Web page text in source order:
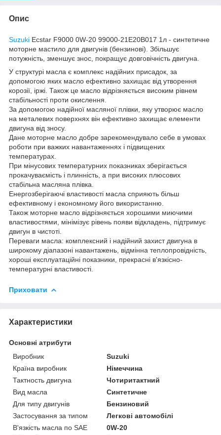
Опис
Suzuki Ecstar F9000 0W-20 99000-21E20B017 1л - синтетичне
моторне мастило для двигунів (бензинові). Збільшує
потужність, зменшує знос, покращує довговічність двигуна.
У структурі масла є комплекс надійних присадок, за
допомогою яких масло ефективно захищає від утворення
корозії, іржі. Також це масло відрізняється високим рівнем
стабільності проти окислення.
За допомогою надійної масляної плівки, яку утворює масло
на металевих поверхнях він ефективно захищає елементи
двигуна від зносу.
Дане моторне масло добре зарекомендувало себе в умовах
роботи при важких навантаженнях і підвищених
температурах.
При мінусових температурних показниках зберігається
прокачуваємість і плинність, а при високих плюсових
стабільна масляна плівка.
Енергозберігаючі властивості масла сприяють більш
ефективному і економному його використанню.
Також моторне масло відрізняється хорошими миючими
властивостями, мінімізує рівень появи відкладень, підтримує
двигун в чистоті.
Переваги масла: комплексний і надійний захист двигуна в
широкому діапазоні навантажень, відмінна теплопровідність,
хороші експлуатаційні показники, прекрасні в'язкісно-
температурні властивості.
Приховати
Характеристики
Основні атрибути
Виробник
Suzuki
Країна виробник
Німеччина
Тактность двигуна
Чотиритактний
Вид масла
Синтетичне
Для типу двигунів
Бензиновий
Застосування за типом
Легкові автомобілі
В'язкість масла по SAE
0W-20